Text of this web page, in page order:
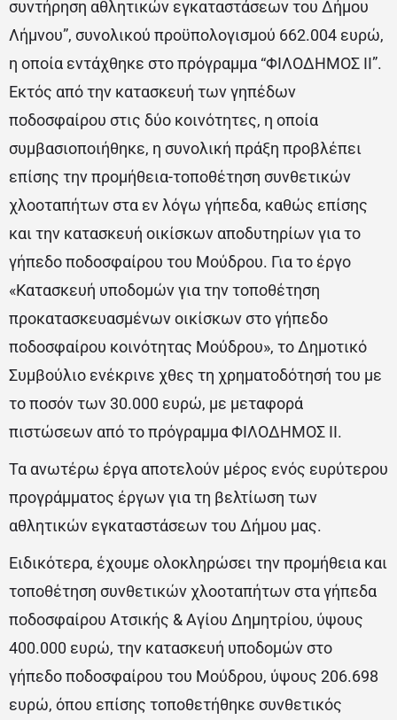
συντήρηση αθλητικών εγκαταστάσεων του Δήμου
Λήμνου”, συνολικού προϋπολογισμού 662.004 ευρώ,
η οποία εντάχθηκε στο πρόγραμμα “ΦΙΛΟΔΗΜΟΣ ΙΙ”.
Εκτός από την κατασκευή των γηπέδων
ποδοσφαίρου στις δύο κοινότητες, η οποία
συμβασιοποιήθηκε, η συνολική πράξη προβλέπει
επίσης την προμήθεια-τοποθέτηση συνθετικών
χλοοταπήτων στα εν λόγω γήπεδα, καθώς επίσης
και την κατασκευή οικίσκων αποδυτηρίων για το
γήπεδο ποδοσφαίρου του Μούδρου. Για το έργο
«Κατασκευή υποδομών για την τοποθέτηση
προκατασκευασμένων οικίσκων στο γήπεδο
ποδοσφαίρου κοινότητας Μούδρου», το Δημοτικό
Συμβούλιο ενέκρινε χθες τη χρηματοδότησή του με
το ποσόν των 30.000 ευρώ, με μεταφορά
πιστώσεων από το πρόγραμμα ΦΙΛΟΔΗΜΟΣ ΙΙ.
Τα ανωτέρω έργα αποτελούν μέρος ενός ευρύτερου
προγράμματος έργων για τη βελτίωση των
αθλητικών εγκαταστάσεων του Δήμου μας.
Ειδικότερα, έχουμε ολοκληρώσει την προμήθεια και
τοποθέτηση συνθετικών χλοοταπήτων στα γήπεδα
ποδοσφαίρου Ατσικής & Αγίου Δημητρίου, ύψους
400.000 ευρώ, την κατασκευή υποδομών στο
γήπεδο ποδοσφαίρου του Μούδρου, ύψους 206.698
ευρώ, όπου επίσης τοποθετήθηκε συνθετικός